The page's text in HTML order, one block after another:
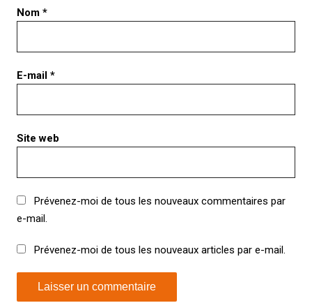
Nom *
E-mail *
Site web
Prévenez-moi de tous les nouveaux commentaires par
e-mail.
Prévenez-moi de tous les nouveaux articles par e-mail.